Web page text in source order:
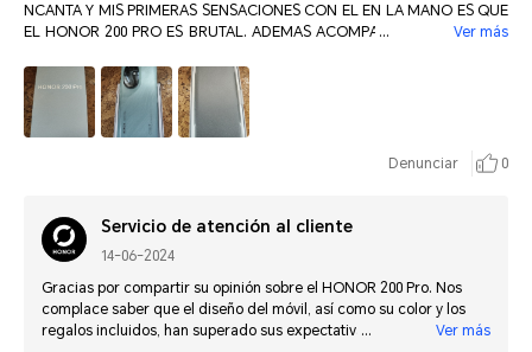
NCANTA Y MIS PRIMERAS SENSACIONES CON EL EN LA MANO ES QUE
EL HONOR 200 PRO ES BRUTAL. ADEMAS ACOMPAÑADO DE REGALO
Ver más
Denunciar 0
Servicio de atención al cliente
14-06-2024
Gracias por compartir su opinión sobre el HONOR 200 Pro. Nos
complace saber que el diseño del móvil, así como su color y los
regalos incluidos, han superado sus expectativas. En HONOR, nos
Ver más